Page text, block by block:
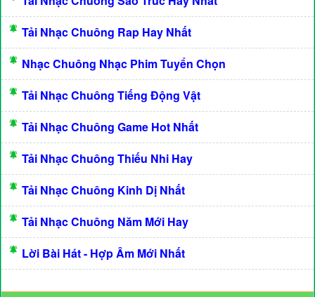
Tải Nhạc Chuông Rap Hay Nhất
Nhạc Chuông Nhạc Phim Tuyển Chọn
Tải Nhạc Chuông Tiếng Động Vật
Tải Nhạc Chuông Game Hot Nhất
Tải Nhạc Chuông Thiếu Nhi Hay
Tải Nhạc Chuông Kinh Dị Nhất
Tải Nhạc Chuông Năm Mới Hay
Lời Bài Hát - Hợp Âm Mới Nhất